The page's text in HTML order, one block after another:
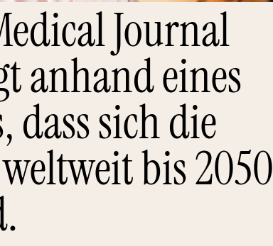
Journal
anhand eines
dass sich die
bis 2050